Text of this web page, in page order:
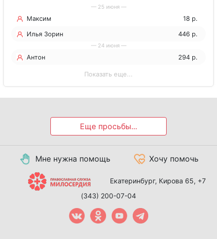
— 25 июня —
Максим
18 р.
Илья Зорин
446 р.
— 24 июня —
Антон 294 р.
Показать еще...
Еще просьбы...
Мне нужна помощь Хочу помочь
Екатеринбург, Кирова 65, +7
(343) 200-07-04